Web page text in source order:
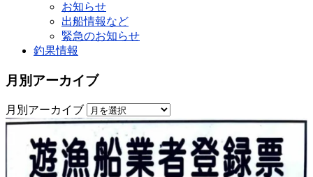
お知らせ
出船情報など
緊急のお知らせ
釣果情報
月別アーカイブ
月別アーカイブ